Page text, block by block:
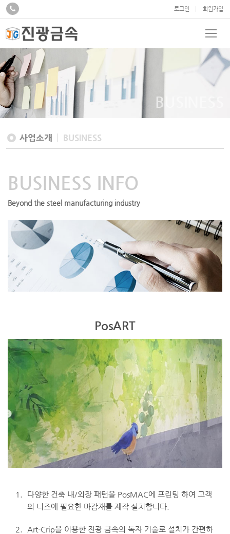
로그인 회원가입
BUSINESS
사업소개 BUSINESS
BUSINESS INFO
Beyond the steel manufacturing industry
PosART
1.
다양한 건축 내/외장 패턴을 PosMAC에 프린팅 하여 고객
의 니즈에 필요한 마감재를 제작 설치합니다.
2.
Art-Crip을 이용한 진광 금속의 독자 기술로 설치가 간편하